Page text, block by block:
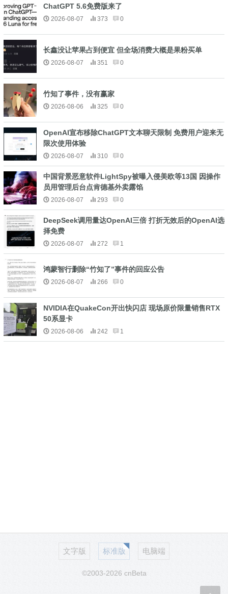
ChatGPT 5.6免费版来了
2026-08-07 373 0
长鑫没让苹果占到便宜 但全场消费大概是果粉买单
2026-08-07 351 0
竹知了事件，没有赢家
2026-08-06 325 0
OpenAI宣布移除ChatGPT文本聊天限制 免费用户迎来无
限次使用体验
2026-08-07 310 0
中国背景恶意软件LightSpy被曝入侵美欧等13国 因操作
员用管理后台点肯德基外卖露馅
2026-08-07 293 0
DeepSeek调用量达OpenAI三倍 打折无效后的OpenAI选
择免费
2026-08-07 272 1
鸿蒙智行删除“竹知了”事件的回应公告
2026-08-07 266 0
NVIDIA在QuakeCon开出快闪店 现场原价限量销售RTX
50系显卡
2026-08-06 242 1
文字版 标准版 电脑端
©2003-2026 cnBeta